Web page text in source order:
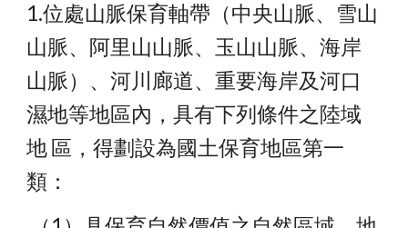
1.位處山脈保育軸帶（中央山脈、雪山
山脈、阿里山山脈、玉山山脈、海岸
山脈）、河川廊道、重要海岸及河口
濕地等地區內，具有下列條件之陸域
地 區，得劃設為國土保育地區第一
類：